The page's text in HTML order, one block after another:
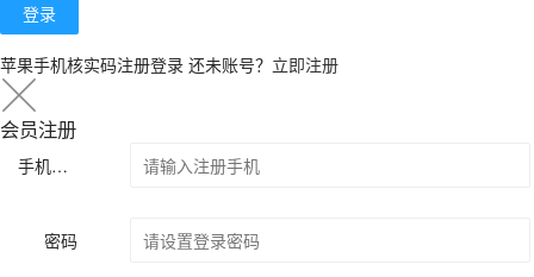
登录
苹果手机核实码注册登录 还未账号？ 立即注册
会员注册
手机号码
密码